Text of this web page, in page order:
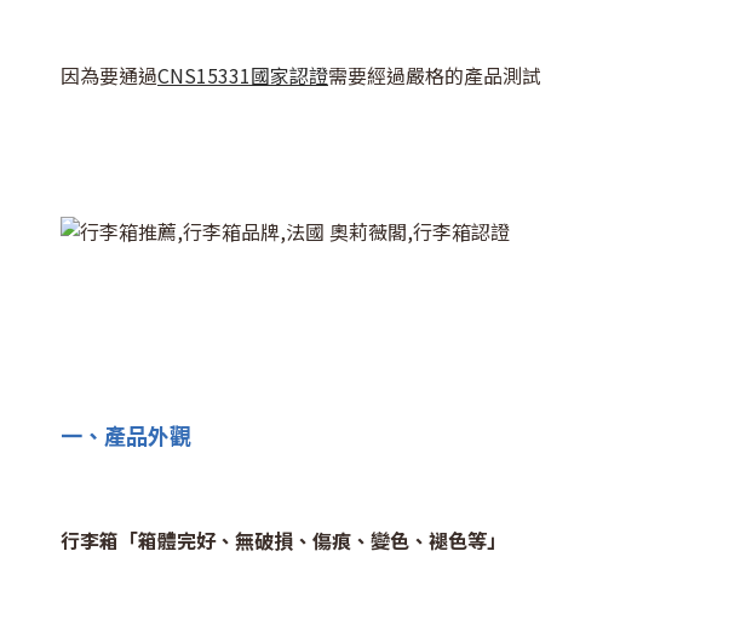
因為要通過CNS15331國家認證需要經過嚴格的產品測試
一、產品外觀
行李箱「箱體完好、無破損、傷痕、變色、褪色等」